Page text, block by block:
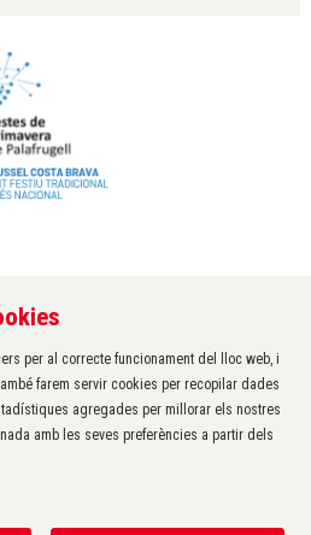
de Palafrugell
per al correcte funcionament del lloc web, i
farem servir cookies per recopilar dades
agregades per millorar els nostres
amb les seves preferències a partir dels